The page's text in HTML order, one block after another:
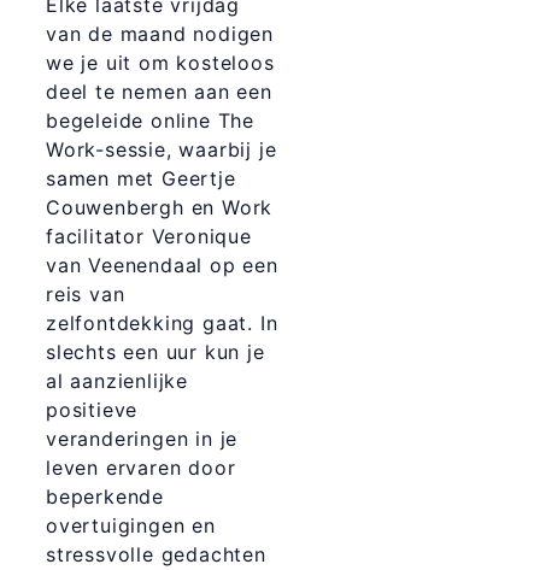
Elke laatste vrijdag
van de maand nodigen
we je uit om kosteloos
deel te nemen aan een
begeleide online The
Work-sessie, waarbij je
samen met Geertje
Couwenbergh en Work
facilitator Veronique
van Veenendaal op een
reis van
zelfontdekking gaat. In
slechts een uur kun je
al aanzienlijke
positieve
veranderingen in je
leven ervaren door
beperkende
overtuigingen en
stressvolle gedachten